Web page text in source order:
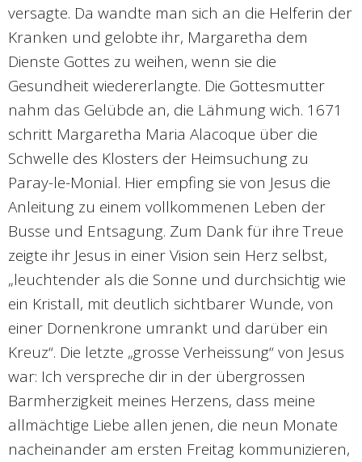
versagte. Da wandte man sich an die Helferin der
Kranken und gelobte ihr, Margaretha dem
Dienste Gottes zu weihen, wenn sie die
Gesundheit wiedererlangte. Die Gottesmutter
nahm das Gelübde an, die Lähmung wich. 1671
schritt Margaretha Maria Alacoque über die
Schwelle des Klosters der Heimsuchung zu
Paray-le-Monial. Hier empfing sie von Jesus die
Anleitung zu einem vollkommenen Leben der
Busse und Entsagung. Zum Dank für ihre Treue
zeigte ihr Jesus in einer Vision sein Herz selbst,
„leuchtender als die Sonne und durchsichtig wie
ein Kristall, mit deutlich sichtbarer Wunde, von
einer Dornenkrone umrankt und darüber ein
Kreuz“. Die letzte „grosse Verheissung“ von Jesus
war: Ich verspreche dir in der übergrossen
Barmherzigkeit meines Herzens, dass meine
allmächtige Liebe allen jenen, die neun Monate
nacheinander am ersten Freitag kommunizieren,